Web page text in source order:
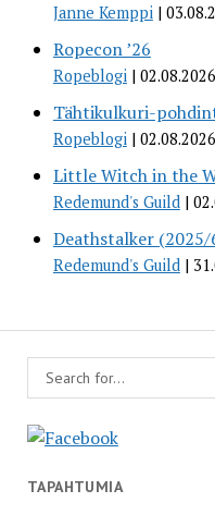
Janne Kemppi
Ropecon ’26
Ropeblogi 02.08.2026
Tähtikulkuri-
Ropeblogi 02.08.2026
Little Witch in the
Redemund's Guild
Deathstalker (2025/
Redemund's Guild
TAPAHTUMIA